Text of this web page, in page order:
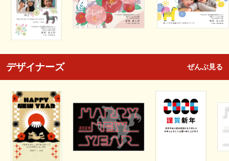
デザイナーズ ぜんぶ見る